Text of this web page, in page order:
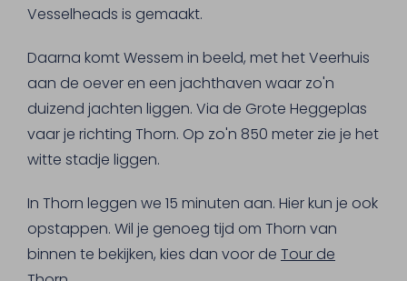
Vesselheads is gemaakt.
Daarna komt Wessem in beeld, met het Veerhuis
aan de oever en een jachthaven waar zo'n
duizend jachten liggen. Via de Grote Heggeplas
vaar je richting Thorn. Op zo'n 850 meter zie je het
witte stadje liggen.
In Thorn leggen we 15 minuten aan. Hier kun je ook
opstappen. Wil je genoeg tijd om Thorn van
binnen te bekijken, kies dan voor de Tour de